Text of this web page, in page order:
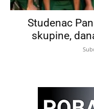
Studenac
skupine,